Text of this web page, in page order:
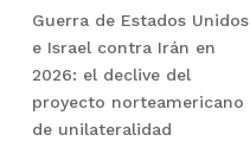
Guerra de Estados Unidos
e Israel contra Irán en
2026: el declive del
proyecto norteamericano
de unilateralidad